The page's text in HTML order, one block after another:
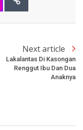
Next article
Lakalantas Di Kasongan
Renggut Ibu Dan Dua
Anaknya